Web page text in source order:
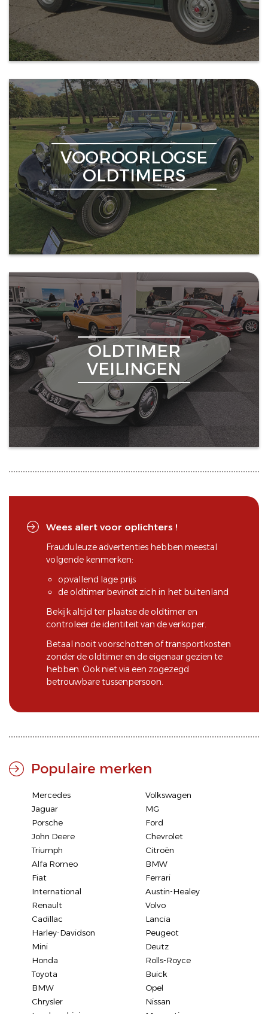
VOOROORLOGSE
OLDTIMERS
OLDTIMER
VEILINGEN
Wees alert voor oplichters !
Frauduleuze advertenties hebben meestal
volgende kenmerken:
opvallend lage prijs
de oldtimer bevindt zich in het buitenland
Bekijk altijd ter plaatse de oldtimer en
controleer de identiteit van de verkoper.
Betaal nooit voorschotten of transportkosten
zonder de oldtimer en de eigenaar gezien te
hebben. Ook niet via een zogezegd
betrouwbare tussenpersoon.
Populaire merken
Mercedes
Volkswagen
Jaguar
MG
Porsche
Ford
John Deere
Chevrolet
Triumph
Citroën
Alfa Romeo
BMW
Fiat
Ferrari
International
Austin-Healey
Renault
Volvo
Cadillac
Lancia
Harley-Davidson
Peugeot
Mini
Deutz
Honda
Rolls-Royce
Toyota
Buick
BMW
Opel
Chrysler
Nissan